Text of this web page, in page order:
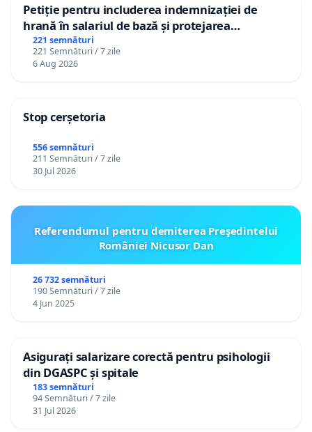
Petiție pentru includerea indemnizației de
hrană în salariul de bază și protejarea
gradațiilor de vechime pentru asistenții
personali
221 semnături
221 Semnături / 7 zile
6 Aug 2026
Stop cerșetoria
556 semnături
211 Semnături / 7 zile
30 Jul 2026
Referendumul pentru demiterea Preşedintelui
României Nicusor Dan
26 732 semnături
190 Semnături / 7 zile
4 Jun 2025
Asigurați salarizare corectă pentru psihologii
din DGASPC și spitale
183 semnături
94 Semnături / 7 zile
31 Jul 2026